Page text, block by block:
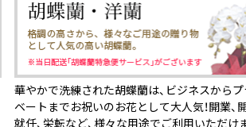
華やかで洗練された胡蝶蘭は、ビジネスからプ
ベートまでお祝いのお花として大人気！開業、開
就任、栄転など、様々な用途でご利用いただけ